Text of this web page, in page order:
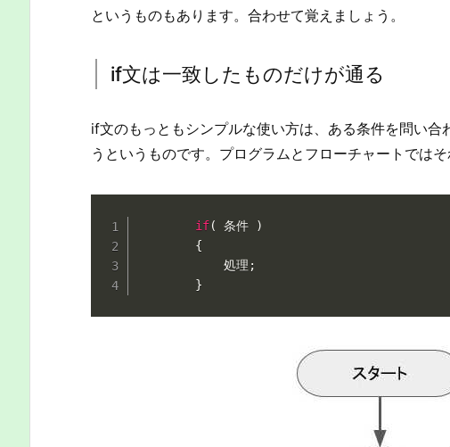
というものもあります。合わせて覚えましょう。
if文は一致したものだけが通る
if文のもっともシンプルな使い方は、ある条件を問い
うというものです。プログラムとフローチャートでは
if( 条件
)
{
			処理
;
}